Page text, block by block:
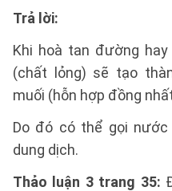
Trả lời:
Khi hoà tan đường
(chất lỏng) sẽ tạo
muối (hỗn hợp đồng
Do đó có thể gọi
dung dịch.
Thảo luận 3 trang 35: